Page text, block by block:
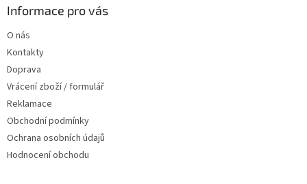
Informace pro vás
O nás
Kontakty
Doprava
Vrácení zboží / formulář
Reklamace
Obchodní podmínky
Ochrana osobních údajů
Hodnocení obchodu